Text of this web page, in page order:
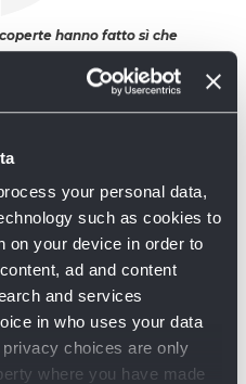
your personal data,
such as cookies to
on your device in order to
ad and content
and services
in who uses your data
choices are only
where you have made
hanno fatto sì che
del frutto
e spedire bergamotti
i limoni o i mandarini. Il
dall’industria
pillole per combattere